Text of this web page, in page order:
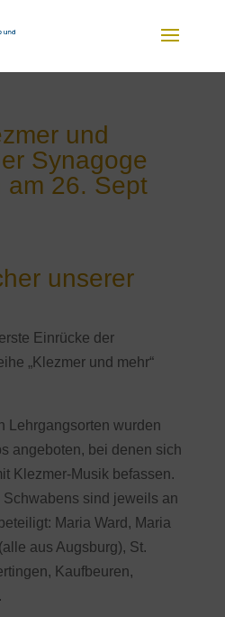
und
Synagoge
am 26. Sept
unserer
Einrücke der
„Klezmer und mehr“
Lehrgangsorten wurden
angeboten, bei denen sich
Klezmer-Musik befassen.
sind jeweils an
Maria Ward, Maria
aus Augsburg), St.
Kaufbeuren,